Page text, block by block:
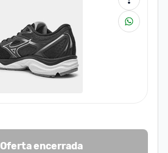
Oferta encerrada